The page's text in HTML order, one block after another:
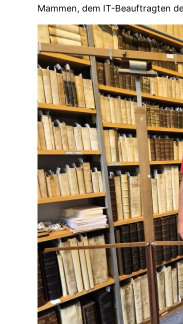
Mammen, dem IT-Beauftragten